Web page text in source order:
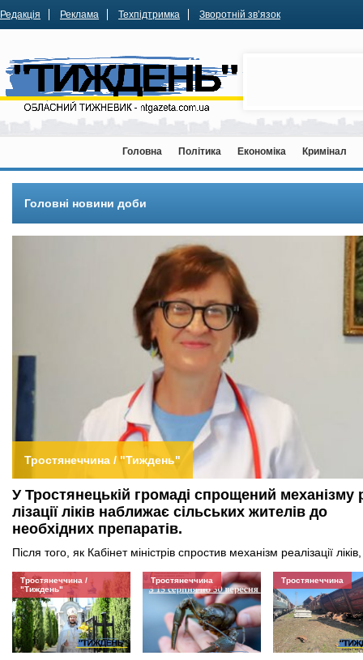
Редакція Реклама Техпідтримка Зворотній зв’язок
Головна Політика Економіка Кримінал
Головні новини доби
Тростянеччина / "Тиждень"
У Тростянецькій громаді спро­щений механізму
лізації ліків наближає сільських жителів до
необхідних препаратів.
Після того, як Кабінет міністрів спростив механізм реалізації
Тростянеччина /
"Тиждень"
Тростянеччина Тростянеччина